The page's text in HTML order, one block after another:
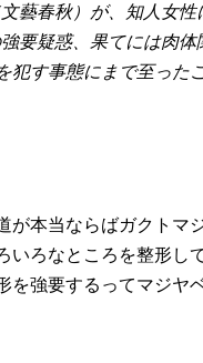
文藝春秋）が、知人女
要疑惑、果てには肉体
犯す事態にまで至った
が本当ならばガクトマ
いろなところを整形し
を強要するってマジヤ